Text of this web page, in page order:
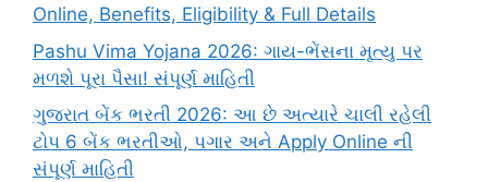
Online, Benefits, Eligibility & Full Details
Pashu Vima Yojana 2026: ગાય-ભેંસના મૃત્યુ પર
મળશે પૂરા પૈસા! સંપૂર્ણ માહિતી
ગુજરાત બેંક ભરતી 2026: આ છે અત્યારે ચાલી રહેલી
ટોપ 6 બેંક ભરતીઓ, પગાર અને Apply Online ની
સંપૂર્ણ માહિતી